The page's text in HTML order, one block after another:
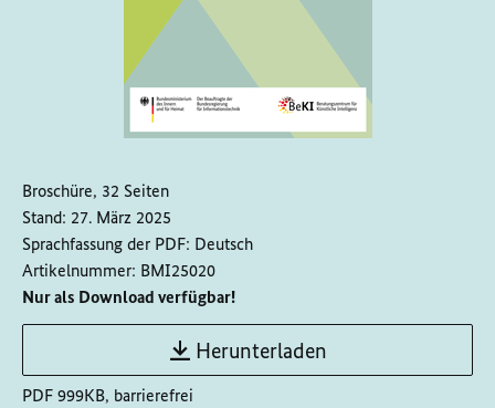
Broschüre, 32 Seiten
Stand: 27. März 2025
Sprachfassung der PDF: Deutsch
Artikelnummer: BMI25020
Nur als Download verfügbar!
Herunterladen
PDF 999KB, barrierefrei